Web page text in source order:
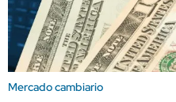
Mercado cambiario